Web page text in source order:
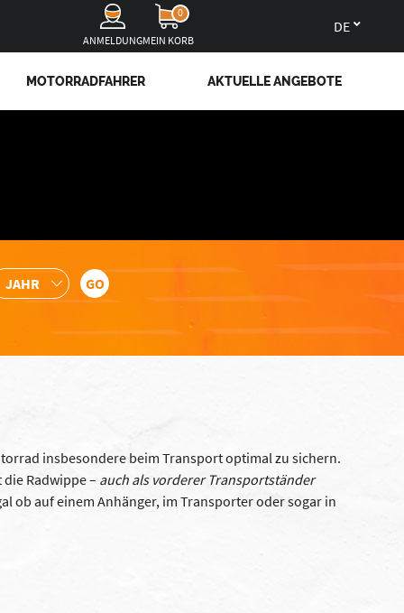
ANMELDUNG
0
MEIN KORB
MOTORRADFAHRER AKTUELLE ANGEBOTE
insbesondere beim Transport optimal zu sichern.
Radwippe – auch als vorderer Transportständer
ob auf einem Anhänger, im Transporter oder sogar in